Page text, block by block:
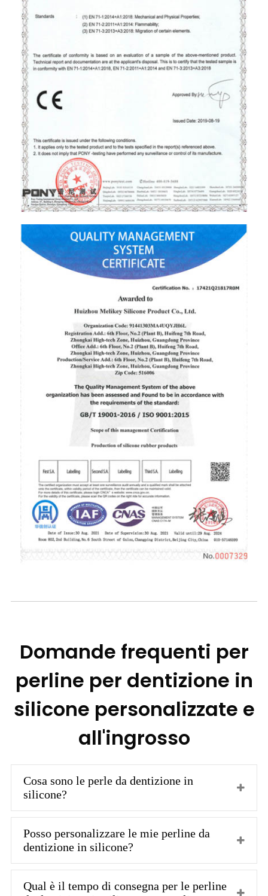
Domande frequenti per
perline per dentizione in
silicone personalizzate e
all'ingrosso
Cosa sono le perle da dentizione in
silicone?
Posso personalizzare le mie perline da
dentizione in silicone?
Qual è il tempo di consegna per le perline